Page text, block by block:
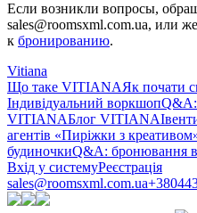
Если возникли вопросы,
sales@roomsxml.com.ua, или
к бронированию.
Vitiana
Що таке VITIANAЯк почати
Індивідуальний воркшопQ&A:
VITIANAБлог VITIANA
агентів «Пиріжки з
будиночкиQ&A: бронювання
Вхід у системуРеєстрація
sales@roomsxml.com.ua